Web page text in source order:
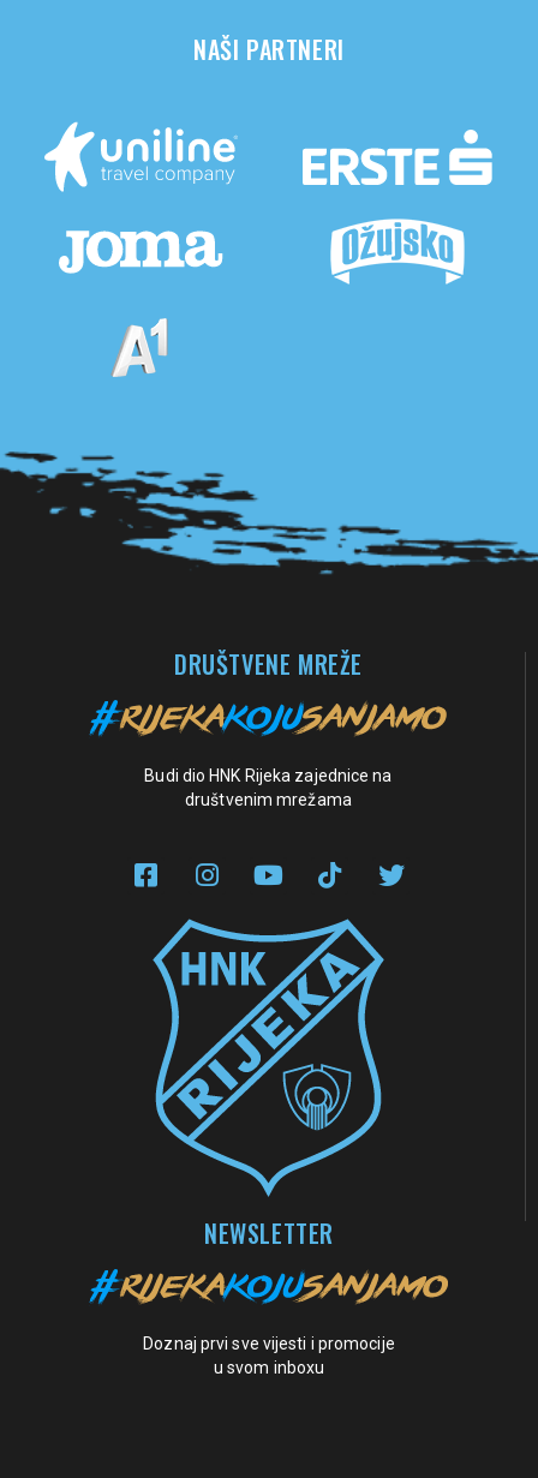
NAŠI PARTNERI
DRUŠTVENE MREŽE
Budi dio HNK Rijeka zajednice na
društvenim mrežama
NEWSLETTER
Doznaj prvi sve vijesti i promocije
u svom inboxu